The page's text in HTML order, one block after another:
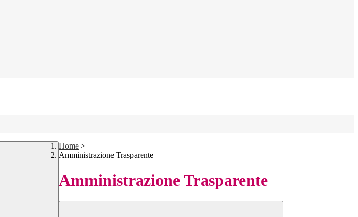
Home >
Amministrazione Trasparente
Amministrazione Trasparente